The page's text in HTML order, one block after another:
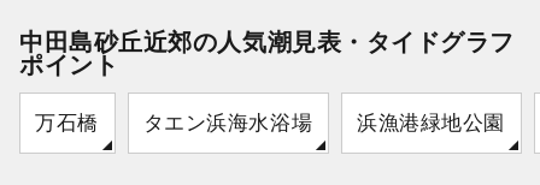
中田島砂丘近郊の人気潮見表・タイドグラフ
ポイント
万石橋 タエン浜海水浴場 浜漁港緑地公園